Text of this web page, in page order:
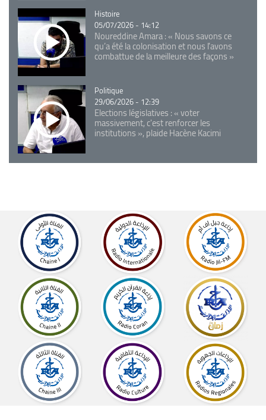
Catégorie
Histoire
05/07/2026 - 14:12
Noureddine Amara : « Nous savons ce
qu’a été la colonisation et nous l’avons
combattue de la meilleure des façons »
Catégorie
Politique
29/06/2026 - 12:39
Elections législatives : « voter
massivement, c'est renforcer les
institutions », plaide Hacène Kacimi